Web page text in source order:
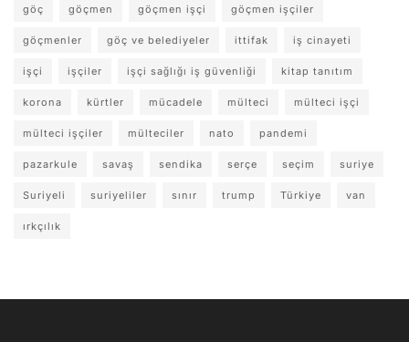
göç göçmen göçmen işçi göçmen işçiler
göçmenler göç ve belediyeler ittifak iş cinayeti
işçi işçiler işçi sağlığı iş güvenliği kitap tanıtım
korona kürtler mücadele mülteci mülteci işçi
mülteci işçiler mülteciler nato pandemi
pazarkule savaş sendika serçe seçim suriye
Suriyeli suriyeliler sınır trump Türkiye van
ırkçılık